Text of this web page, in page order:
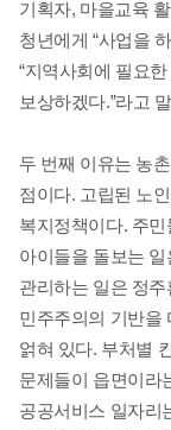
기획자, 마을교육
청년에게 “사업을
“지역사회에 필요
보상하겠다.”라고
두 번째 이유는 농
점이다. 고립된 노
복지정책이다. 주민
아이들을 돌보는
관리하는 일은 정
민주주의의 기반을
얽혀 있다. 부처별
문제들이 읍면이라
공공서비스 일자리